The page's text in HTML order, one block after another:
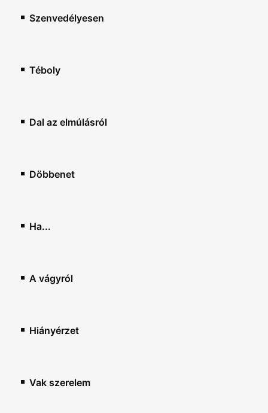
Szenvedélyesen
Téboly
Dal az elmúlásról
Döbbenet
Ha...
A vágyról
Hiányérzet
Vak szerelem